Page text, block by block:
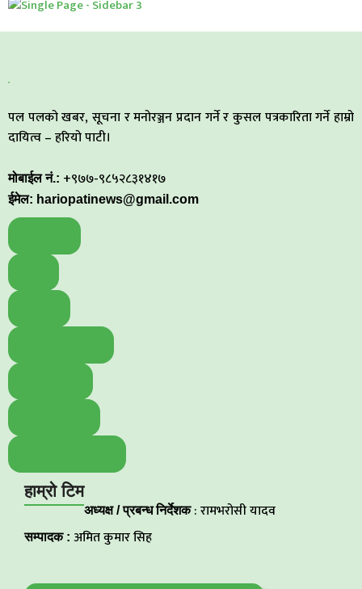
पल पलको खबर, सूचना र मनोरञ्जन प्रदान गर्ने र कुसल पत्रकारिता गर्ने हाम्रो
दायित्व – हरियो पाटी।
मोबाईल नं.: +९७७-९८५२८३१४१७
ईमेल: hariopatinews@gmail.com
हाम्रो टिम
अध्यक्ष / प्रबन्ध निर्देशक: रामभरोसी यादव
सम्पादक : अमित कुमार सिह